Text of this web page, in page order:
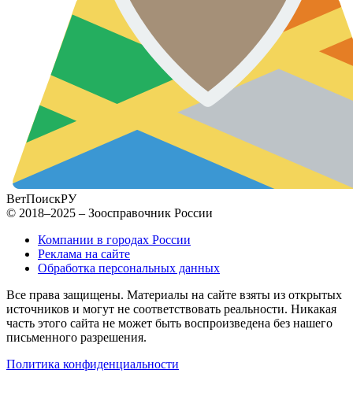
ВетПоискРУ
© 2018–2025 – Зоосправочник России
Компании в городах России
Реклама на сайте
Обработка персональных данных
Все права защищены. Материалы на сайте взяты из открытых
источников и могут не соответствовать реальности. Никакая
часть этого сайта не может быть воспроизведена без нашего
письменного разрешения.
Политика конфиденциальности